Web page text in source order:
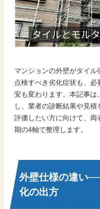
マンションの外壁がタイル
点検すべき劣化症状も、必
安も変わります。本記事
し、業者の診断結果や見
評価したい方に向けて、両
期の4軸で整理します。
外壁仕様の違い
化の出方